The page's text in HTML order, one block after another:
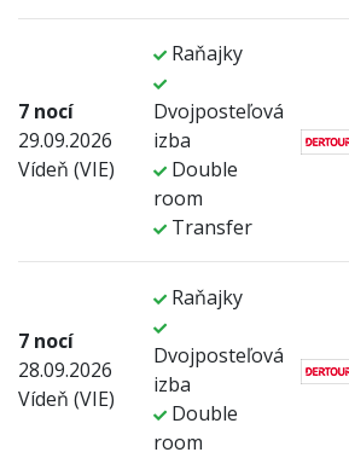
7 nocí
29.09.2026
Vídeň (VIE)
Raňajky
Dvojposteľová
izba
Double
room
Transfer
7 nocí
28.09.2026
Vídeň (VIE)
Raňajky
Dvojposteľová
izba
Double
room